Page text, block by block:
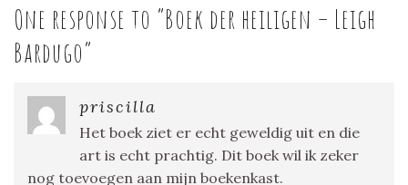
One response to “Boek der heiligen – Leigh
Bardugo”
priscilla
Het boek ziet er echt geweldig uit en die
art is echt prachtig. Dit boek wil ik zeker
nog toevoegen aan mijn boekenkast.